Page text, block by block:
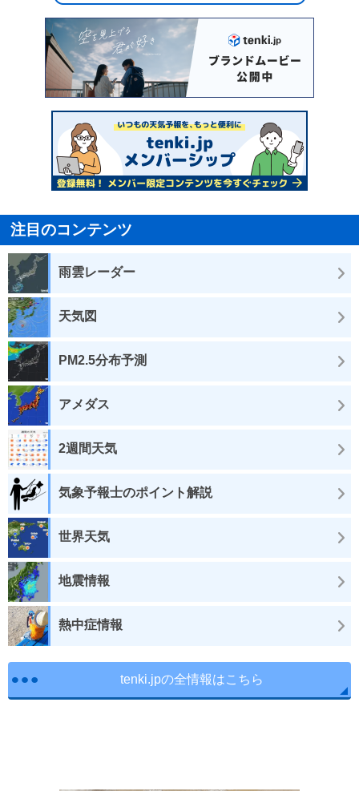
注目のコンテンツ
雨雲レーダー
天気図
PM2.5分布予測
アメダス
2週間天気
気象予報士のポイント解説
世界天気
地震情報
熱中症情報
tenki.jpの全情報はこちら